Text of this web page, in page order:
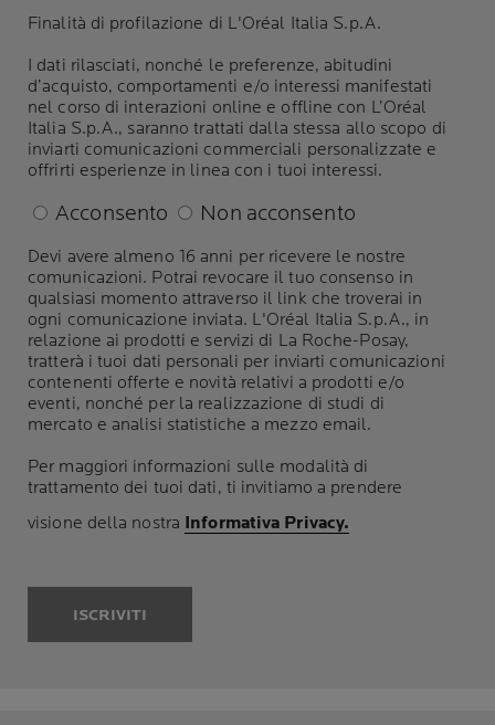
Finalità di profilazione di L'Oréal Italia S.p.A.
I dati rilasciati, nonché le preferenze, abitudini
d’acquisto, comportamenti e/o interessi manifestati
nel corso di interazioni online e offline con L’Oréal
Italia S.p.A., saranno trattati dalla stessa allo scopo di
inviarti comunicazioni commerciali personalizzate e
offrirti esperienze in linea con i tuoi interessi.
Acconsento Non acconsento
Devi avere almeno 16 anni per ricevere le nostre
comunicazioni. Potrai revocare il tuo consenso in
qualsiasi momento attraverso il link che troverai in
ogni comunicazione inviata. L'Oréal Italia S.p.A., in
relazione ai prodotti e servizi di La Roche-Posay,
tratterà i tuoi dati personali per inviarti comunicazioni
contenenti offerte e novità relativi a prodotti e/o
eventi, nonché per la realizzazione di studi di
mercato e analisi statistiche a mezzo email.
Per maggiori informazioni sulle modalità di
trattamento dei tuoi dati, ti invitiamo a prendere
visione della nostra Informativa Privacy.
ISCRIVITI